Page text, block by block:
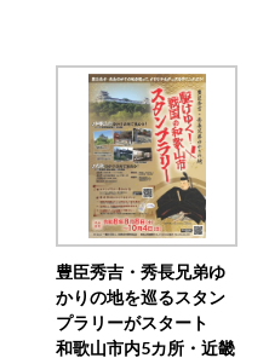
豊臣秀吉・秀長兄弟ゆ
かりの地を巡るスタン
プラリーがスタート
和歌山市内5カ所・近畿